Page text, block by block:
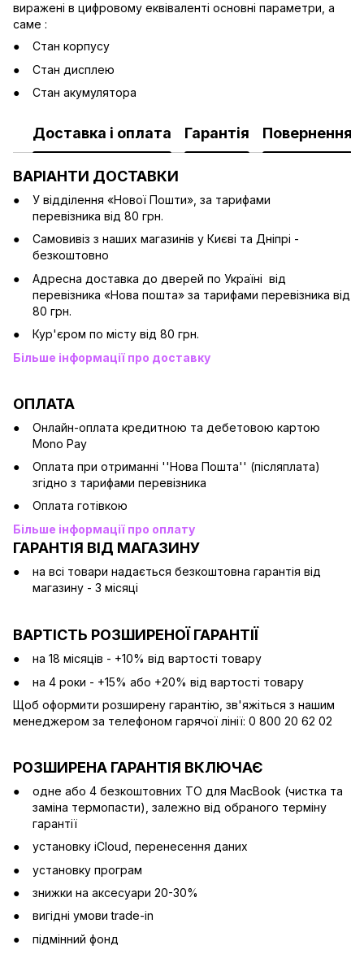
виражені в цифровому еквіваленті основні параметри, а
саме :
Стан корпусу
Стан дисплею
Стан акумулятора
Доставка і оплата Гарантія Повернення
ВАРІАНТИ ДОСТАВКИ
У відділення «Нової Пошти», за тарифами
перевізника від 80 грн.
Cамовивіз з наших магазинів у Києві та Дніпрі -
безкоштовно
Адресна доставка до дверей по Україні від
перевізника «Нова пошта» за тарифами перевізника від
80 грн.
Кур'єром по місту від 80 грн.
Більше інформації про доставку
ОПЛАТА
Онлайн-оплата кредитною та дебетовою картою
Mono Pay
Оплата при отриманні ''Нова Пошта'' (післяплата)
згідно з тарифами перевізника
Оплата готівкою
Більше інформації про оплату
ГАРАНТІЯ ВІД МАГАЗИНУ
на всі товари надається безкоштовна гарантія від
магазину - 3 місяці
ВАРТІСТЬ РОЗШИРЕНОЇ ГАРАНТІЇ
на 18 місяців - +10% від вартості товару
на 4 роки - +15% або +20% від вартості товару
Щоб оформити розширену гарантію, зв'яжіться з нашим
менеджером за телефоном гарячої лінії: 0 800 20 62 02
РОЗШИРЕНА ГАРАНТІЯ ВКЛЮЧАЄ
одне або 4 безкоштовних ТО для MacBook (чистка та
заміна термопасти), залежно від обраного терміну
гарантії
установку iCloud, перенесення даних
установку програм
знижки на аксесуари 20-30%
вигідні умови trade-in
підмінний фонд